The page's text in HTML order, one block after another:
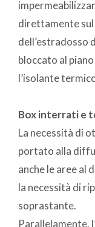
direttamente sul
dell’estradosso
bloccato al
l’isolante
Box interrati e
La necessità di
portato alla
anche le aree al
la necessità di
soprastante.
Parallelamente,